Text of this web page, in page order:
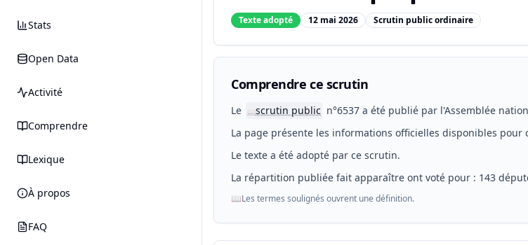
Stats
Open Data
Activité
Comprendre
Lexique
À propos
FAQ
Texte adopté 12 mai 2026 Scrutin public ordinaire
Comprendre ce scrutin
Le 📖scrutin public n°6537 a été publié par l'Assemblée
La page présente les informations officielles disponibles
Le texte a été adopté par ce scrutin.
La répartition publiée fait apparaître ont voté pour : 143
📖Les termes soulignés ouvrent une définition.